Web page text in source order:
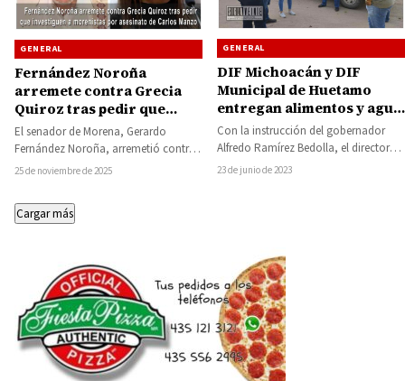
GENERAL
Fernández Noroña
arremete contra Grecia
Quiroz tras pedir que
investiguen a morenistas
por asesinato de Carlos
Manzo
El senador de Morena, Gerardo
Fernández Noroña, arremetió contra
Grecia Quiroz, esposa del exalcalde de
25 de noviembre de 2025
GENERAL
DIF Michoacán y DIF
Municipal de Huetamo
entregan alimentos y agua
embotellada a
comunidades de alta y muy
alta marginación
Con la instrucción del gobernador
Alfredo Ramírez Bedolla, el director
general del Sistema DIF Michoacán,
23 de junio de 2023
Cargar más